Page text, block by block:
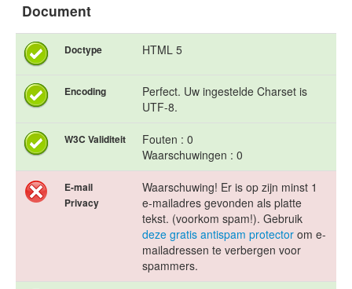
Document
Doctype HTML 5
Encoding
Perfect. Uw ingestelde Charset is
UTF-8.
W3C Validiteit
Fouten : 0
Waarschuwingen : 0
E-mail
Privacy
Waarschuwing! Er is op zijn minst 1
e-mailadres gevonden als platte
tekst. (voorkom spam!). Gebruik
deze gratis antispam protector om e-
mailadressen te verbergen voor
spammers.